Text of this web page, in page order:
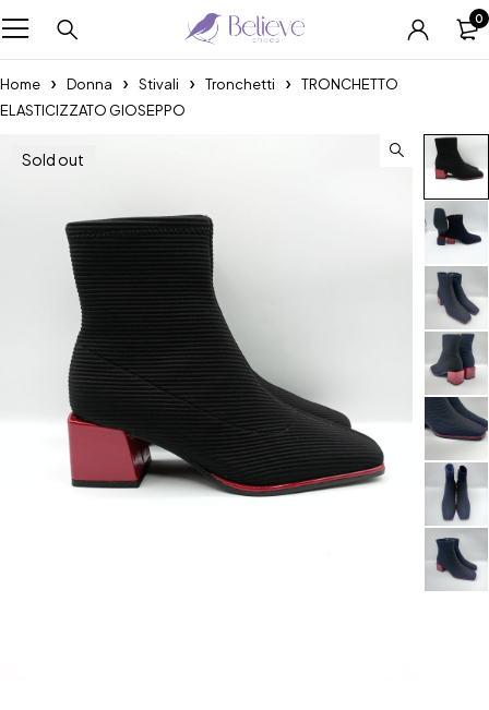
0
Home Donna Stivali Tronchetti
TRONCHETTO
ELASTICIZZATO GIOSEPPO
Sold out